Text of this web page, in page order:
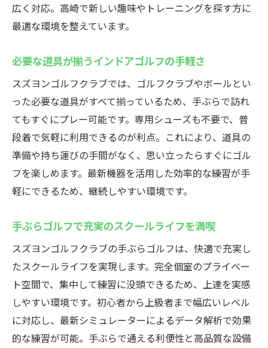
広く対応。高崎で新しい趣味やトレーニングを探す方に
最適な環境を整えています。
必要な道具が揃うインドアゴルフの手軽さ
スズヨンゴルフクラブでは、ゴルフクラブやボールとい
った必要な道具がすべて揃っているため、手ぶらで訪れ
てもすぐにプレー可能です。専用シューズも不要で、普
段着で気軽に利用できるのが利点。これにより、道具の
準備や持ち運びの手間がなく、思い立ったらすぐにゴル
フを楽しめます。最新機器を活用した効率的な練習が手
軽にできるため、継続しやすい環境です。
手ぶらゴルフで充実のスクールライフを満喫
スズヨンゴルフクラブの手ぶらゴルフは、快適で充実し
たスクールライフを実現します。完全個室のプライベー
ト空間で、集中して練習に没頭できるため、上達を実感
しやすい環境です。初心者から上級者まで幅広いレベル
に対応し、最新シミュレーターによるデータ解析で効果
的な練習が可能。手ぶらで通える利便性と高品質な設備